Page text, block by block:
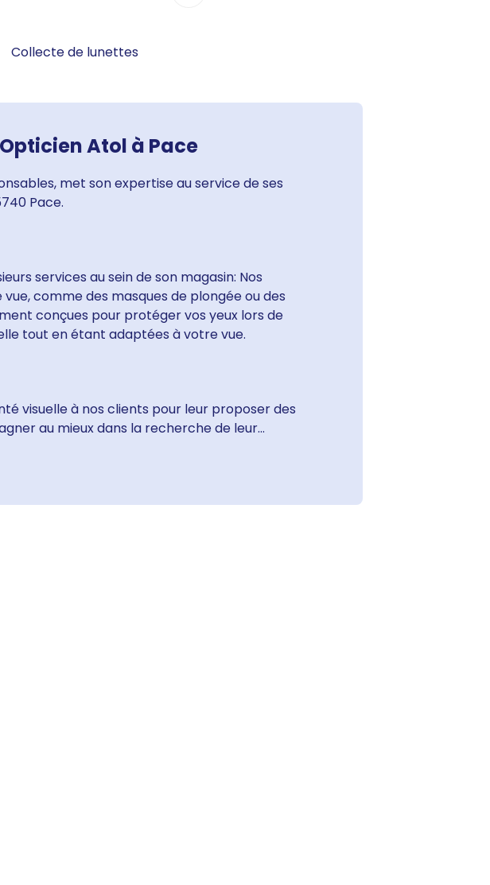
Collecte de lunettes
Atol à Pace
met son expertise au service de ses
Pace.
services au sein de son magasin: Nos
comme des masques de plongée ou des
conçues pour protéger vos yeux lors de
tout en étant adaptées à votre vue.
visuelle à nos clients pour leur proposer des
au mieux dans la recherche de leur...